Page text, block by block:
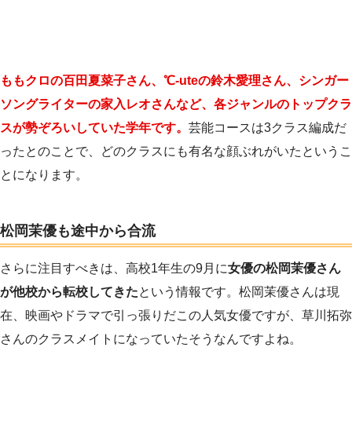
ももクロの百田夏菜子さん、℃-uteの鈴木愛理さん、シンガー
ソングライターの家入レオさんなど、各ジャンルのトップクラ
スが勢ぞろいしていた学年です。 芸能コースは3クラス編成だ
ったとのことで、どのクラスにも有名な顔ぶれがいたというこ
とになります。
松岡茉優も途中から合流
さらに注目すべきは、高校1年生の9月に女優の松岡茉優さん
が他校から転校してきたという情報です。松岡茉優さんは現
在、映画やドラマで引っ張りだこの人気女優ですが、草川拓弥
さんのクラスメイトになっていたそうなんですよね。